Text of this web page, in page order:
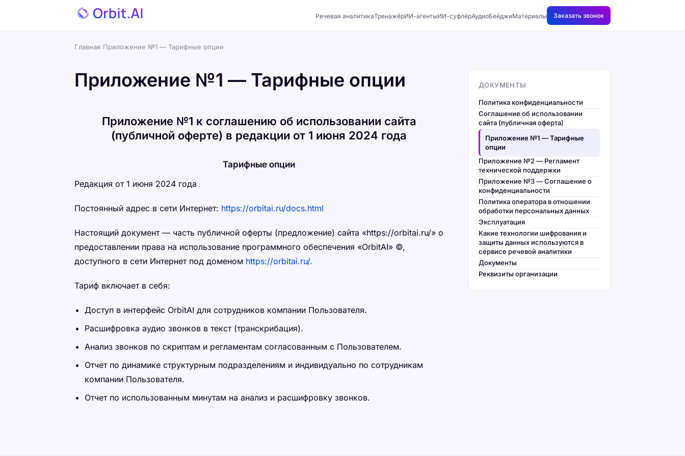
Речевая аналитикаТренажёрИИ-агентыИИ-суфлёрАудиоБейджиМатериалы Заказать звонок
Главная Приложение №1 — Тарифные опции
Приложение №1 — Тарифные опции
Приложение №1 к соглашению об использовании сайта
(публичной оферте) в редакции от 1 июня 2024 года
Тарифные опции
Редакция от 1 июня 2024 года
Постоянный адрес в сети Интернет: https://orbitai.ru/docs.html
Настоящий документ — часть публичной оферты (предложение) сайта «https://orbitai.ru/» о
предоставлении права на использование программного обеспечения «OrbitAI» ©,
доступного в сети Интернет под доменом https://orbitai.ru/.
Тариф включает в себя:
Доступ в интерфейс OrbitAI для сотрудников компании Пользователя.
Расшифровка аудио звонков в текст (транскрибация).
Анализ звонков по скриптам и регламентам согласованным с Пользователем.
Отчет по динамике структурным подразделениям и индивидуально по сотрудникам
компании Пользователя.
Отчет по использованным минутам на анализ и расшифровку звонков.
ДОКУМЕНТЫ
Политика конфиденциальности
Соглашение об использовании
сайта (публичная оферта)
Приложение №1 — Тарифные
опции
Приложение №2 — Регламент
технической поддержки
Приложение №3 — Соглашение о
конфиденциальности
Политика оператора в отношении
обработки персональных данных
Эксплуатация
Какие технологии шифрования и
защиты данных используются в
сервисе речевой аналитики
Документы
Реквизиты организации